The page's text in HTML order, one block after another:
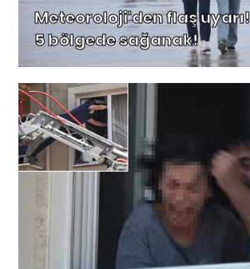
Meteoroloji'den flaş uyarı!
5 bölgede sağanak!